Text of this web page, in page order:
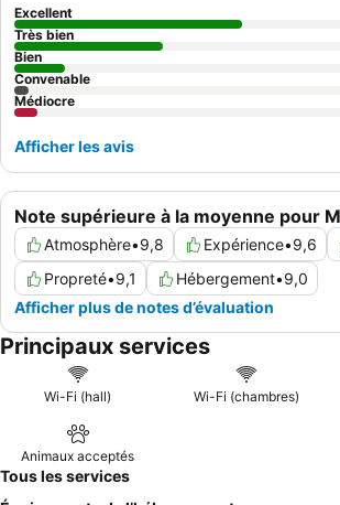
une chambre donnant sur le jardin.
Note supérieure à la moyenne pour
Atmosphère•9,8 Expérience•9,6
Propreté•9,1 Hébergement•9,0
Afficher plus de notes d’évaluation
Excellent
Très bien
Bien
Convenable
Médiocre
Afficher les avis
Principaux services
Wi-Fi (hall) Wi-Fi (chambres)
Animaux acceptés
Tous les services